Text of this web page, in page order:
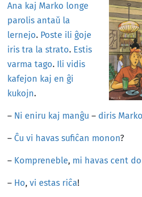
Ana kaj Marko longe
parolis antaŭ la
lernejo. Poste ili ĝoje
iris tra la strato. Estis
varma tago. Ili vidis
kafejon kaj en ĝi
kukojn.
– Ni eniru kaj manĝu – diris Marko
– Ĉu vi havas sufiĉan monon?
– Kompreneble, mi havas cent
– Ho, vi estas riĉa!